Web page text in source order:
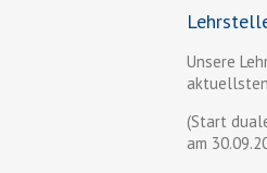
Unsere
(Start
am